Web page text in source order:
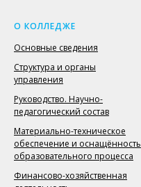
О КОЛЛЕДЖЕ
Основные сведения
Структура и органы
управления
Руководство. Научно-
педагогический состав
Материально-техническое
обеспечение и оснащённость
образовательного процесса
Финансово-хозяйственная